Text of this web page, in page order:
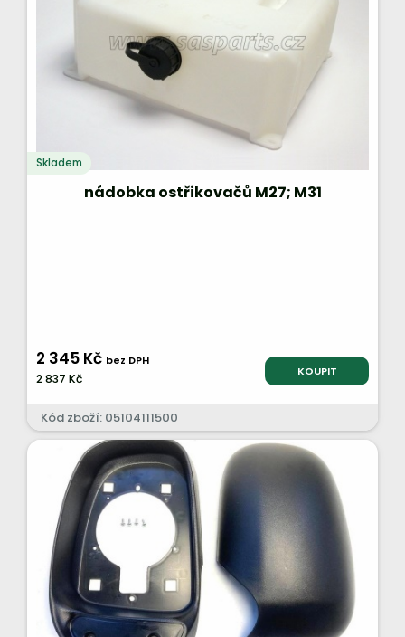
Skladem
nádobka ostřikovačů M27; M31
2 345 Kč bez DPH
2 837 Kč KOUPIT
Kód zboží: 05104111500